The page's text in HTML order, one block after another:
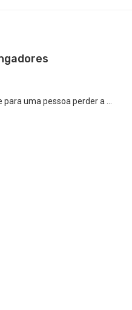
uma pessoa perder a …